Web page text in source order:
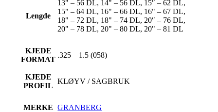
Lengde
13" – 56 DL, 14" – 56 DL, 15″ – 62 DL,
15" – 64 DL, 16" – 66 DL, 16" – 67 DL,
18" – 72 DL, 18" – 74 DL, 20″ – 76 DL,
20" – 78 DL, 20" – 80 DL, 20" – 81 DL
KJEDE
FORMAT
.325 – 1.5 (058)
KJEDE
PROFIL
KLØYV / SAGBRUK
MERKE GRANBERG